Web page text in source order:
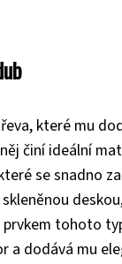
které mu
činí ideální
se snadno
tohoto
a dodává mu